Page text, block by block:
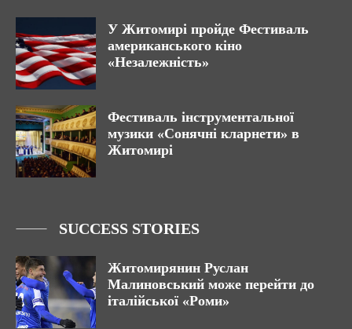
У Житомирі пройде Фестиваль
американського кіно
«Незалежність»
Фестиваль інструментальної
музики «Сонячні кларнети» в
Житомирі
SUCCESS STORIES
Житомирянин Руслан
Малиновський може перейти до
італійської «Роми»